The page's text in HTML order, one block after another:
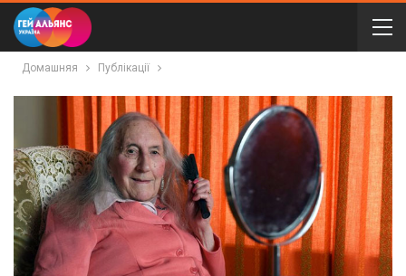
Домашняя Публікації